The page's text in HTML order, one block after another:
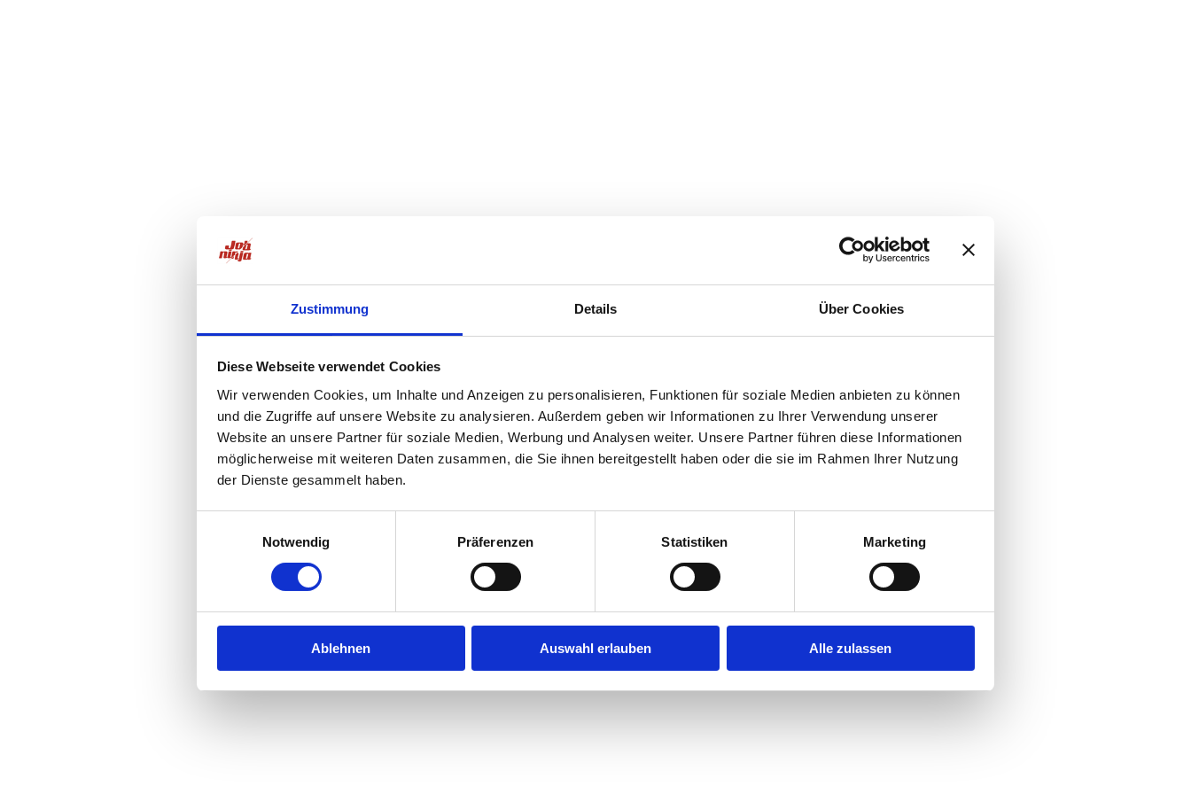
Zustimmung Details Über Cookies
Diese Webseite verwendet Cookies
Wir verwenden Cookies, um Inhalte und Anzeigen zu personalisieren, Funktionen für soziale Medien anbieten zu können
und die Zugriffe auf unsere Website zu analysieren. Außerdem geben wir Informationen zu Ihrer Verwendung unserer
Website an unsere Partner für soziale Medien, Werbung und Analysen weiter. Unsere Partner führen diese Informationen
möglicherweise mit weiteren Daten zusammen, die Sie ihnen bereitgestellt haben oder die sie im Rahmen Ihrer Nutzung
der Dienste gesammelt haben.
Notwendig
Präferenzen Statistiken Marketing
Ablehnen Auswahl erlauben Alle zulassen
Application error: aclient-side exception has occurred while loadingjobninja.com(see the browser consolefor more information).